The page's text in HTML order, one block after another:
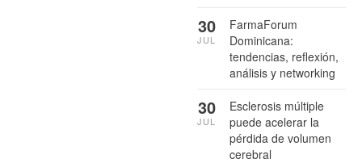
FarmaForum
Dominicana:
tendencias, reflexión,
análisis y networking
30
JUL
Esclerosis múltiple
puede acelerar la
pérdida de volumen
cerebral
30
JUL